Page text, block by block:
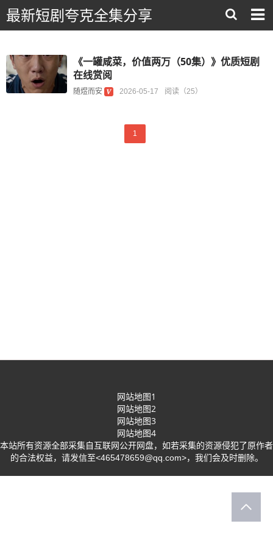
最新短剧夸克全集分享
《一罐咸菜，价值两万（50集）》优质短剧
在线赏阅
随煜而安 2026-05-17 阅读（25）
1
网站地图1
网站地图2
网站地图3
网站地图4
本站所有资源全部采集自互联网公开网盘，如若采集的资源侵犯了原作者
的合法权益，请发信至<465478659@qq.com>，我们会及时删除。